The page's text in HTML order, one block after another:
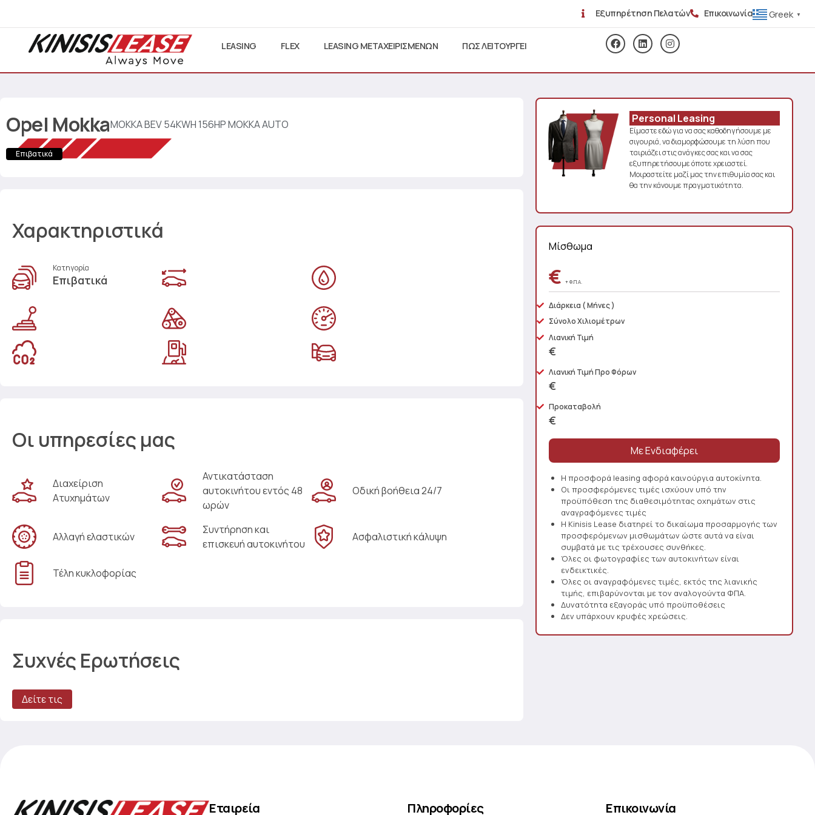
Εξυπηρέτηση Πελατών Επικοινωνία Greek ▼
LEASING FLEX LEASING ΜΕΤΑΧΕΙΡΙΣΜΕΝΩΝ ΠΩΣ ΛΕΙΤΟΥΡΓΕΙ
Opel MokkaMOKKA BEV 54KWH 156HP MOKKA AUTO
Επιβατικά
Χαρακτηριστικά
Κατηγορία
Επιβατικά
Οι υπηρεσίες μας
Διαχείριση
Ατυχημάτων
Αντικατάσταση
αυτοκινήτου εντός 48
ωρών
Οδική βοήθεια 24/7
Αλλαγή ελαστικών
Συντήρηση και
επισκευή αυτοκινήτου
Ασφαλιστική κάλυψη
Τέλη κυκλοφορίας
Συχνές Ερωτήσεις
Δείτε τις
Personal Leasing
Είμαστε εδώ για να σας καθοδηγήσουμε με
σιγουριά, να διαμορφώσουμε τη λύση που
ταιριάζει στις ανάγκες σας και να σας
εξυπηρετήσουμε όποτε χρειαστεί.
Μοιραστείτε μαζί μας την επιθυμία σας και
θα την κάνουμε πραγματικότητα.
Μίσθωμα
€+ Φ.Π.Α.
Διάρκεια ( Μήνες )
Σύνολο Χιλιομέτρων
Λιανική Τιμή
€
Λιανική Τιμή Προ Φόρων
€
Προκαταβολή
€
Η προσφορά leasing αφορά καινούργια αυτοκίνητα.
Οι προσφερόμενες τιμές ισχύουν υπό την
προϋπόθεση της διαθεσιμότητας οχημάτων στις
αναγραφόμενες τιμές
Η Kinisis Lease διατηρεί το δικαίωμα προσαρμογής των
προσφερόμενων μισθωμάτων ώστε αυτά να είναι
συμβατά με τις τρέχουσες συνθήκες.
Όλες οι φωτογραφίες των αυτοκινήτων είναι
ενδεικτικές.
Όλες οι αναγραφόμενες τιμές, εκτός της λιανικής
τιμής, επιβαρύνονται με τον αναλογούντα ΦΠΑ.
Δυνατότητα εξαγοράς υπό προϋποθέσεις
Δεν υπάρχουν κρυφές χρεώσεις.
Εταιρεία Πληροφορίες Επικοινωνία